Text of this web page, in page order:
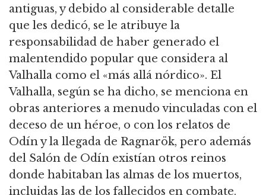
antiguas, y debido al considerable detalle
que les dedicó, se le atribuye la
responsabilidad de haber generado el
malentendido popular que considera al
Valhalla como el «más allá nórdico». El
Valhalla, según se ha dicho, se menciona en
obras anteriores a menudo vinculadas con el
deceso de un héroe, o con los relatos de
Odín y la llegada de Ragnarök, pero además
del Salón de Odín existían otros reinos
donde habitaban las almas de los muertos,
incluidas las de los fallecidos en combate.